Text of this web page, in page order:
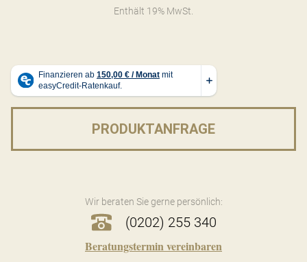
Enthält 19% MwSt.
PRODUKTANFRAGE
Wir beraten Sie gerne persönlich:
(0202) 255 340
Beratungstermin vereinbaren